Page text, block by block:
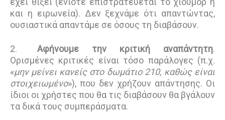
και η ειρωνεία). Δεν ξεχνάμε ότι απαντώντας,
ουσιαστικά απαντάμε σε όσους τη διαβάσουν.
2. Αφήνουμε την κριτική αναπάντητη.
Ορισμένες κριτικές είναι τόσο παράλογες (π.χ.
«μην μείνει κανείς στο δωμάτιο 210, καθώς είναι
στοιχειωμένο»), που δεν χρήζουν απάντησης. Οι
ίδιοι οι χρήστες που θα τις διαβάσουν θα βγάλουν
τα δικά τους συμπεράσματα.